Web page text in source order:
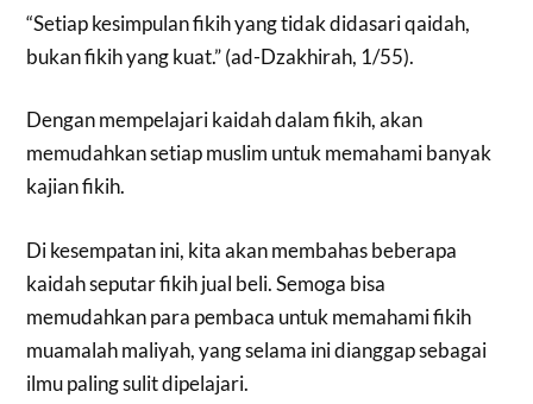
“Setiap kesimpulan fikih yang tidak didasari qaidah,
bukan fikih yang kuat.” (ad-Dzakhirah, 1/55).
Dengan mempelajari kaidah dalam fikih, akan
memudahkan setiap muslim untuk memahami banyak
kajian fikih.
Di kesempatan ini, kita akan membahas beberapa
kaidah seputar fikih jual beli. Semoga bisa
memudahkan para pembaca untuk memahami fikih
muamalah maliyah, yang selama ini dianggap sebagai
ilmu paling sulit dipelajari.